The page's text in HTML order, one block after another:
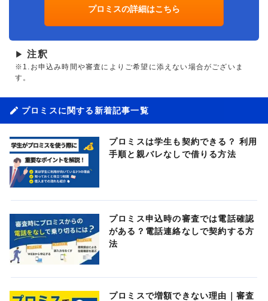
プロミスの詳細はこちら
▶ 注釈
※1.お申込み時間や審査によりご希望に添えない場合がございま
す。
プロミスに関する新着記事一覧
プロミスは学生も契約できる？ 利用
手順と親バレなしで借りる方法
プロミス申込時の審査では電話確認
がある？電話連絡なしで契約する方
法
プロミスで増額できない理由｜審査